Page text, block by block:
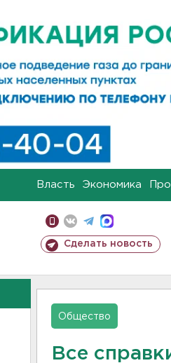
Власть Экономика
Сделать новость
Общество
Все